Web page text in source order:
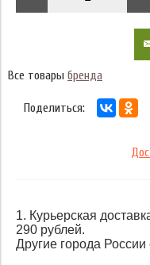
Все товары бренда
Поделиться:
1. Курьерская
290 рублей.
Другие города России